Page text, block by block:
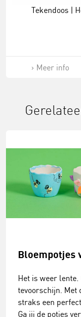
Tekendoos |
Meer info
Bloempotjes
Het is weer
tevoorschijn. Met
straks een
Ga jij de potjes